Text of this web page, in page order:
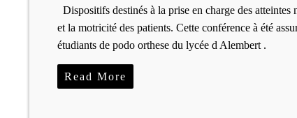
Dispositifs destinés à la prise en charge des
et la motricité des patients. Cette conférence à été
étudiants de podo orthese du lycée d Alembert .
Read More